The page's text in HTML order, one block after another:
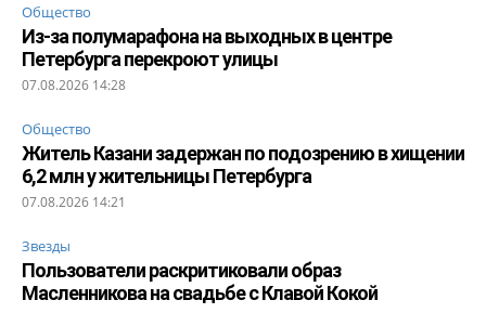
Общество
Из-за полумарафона на выходных в центре
Петербурга перекроют улицы
07.08.2026 14:28
Общество
Житель Казани задержан по подозрению в хищении
6,2 млн у жительницы Петербурга
07.08.2026 14:21
Звезды
Пользователи раскритиковали образ
Масленникова на свадьбе с Клавой Кокой